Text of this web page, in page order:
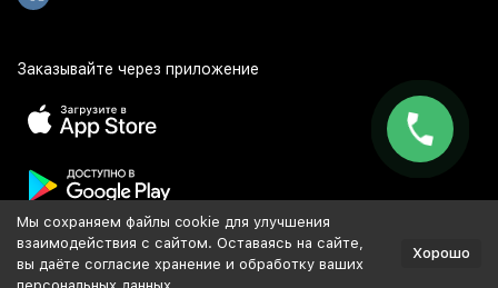
Заказывайте через приложение
Популярное
Мы сохраняем файлы cookie для улучшения
взаимодействия с сайтом. Оставаясь на сайте,
вы даёте согласие хранение и обработку ваших
Хорошо